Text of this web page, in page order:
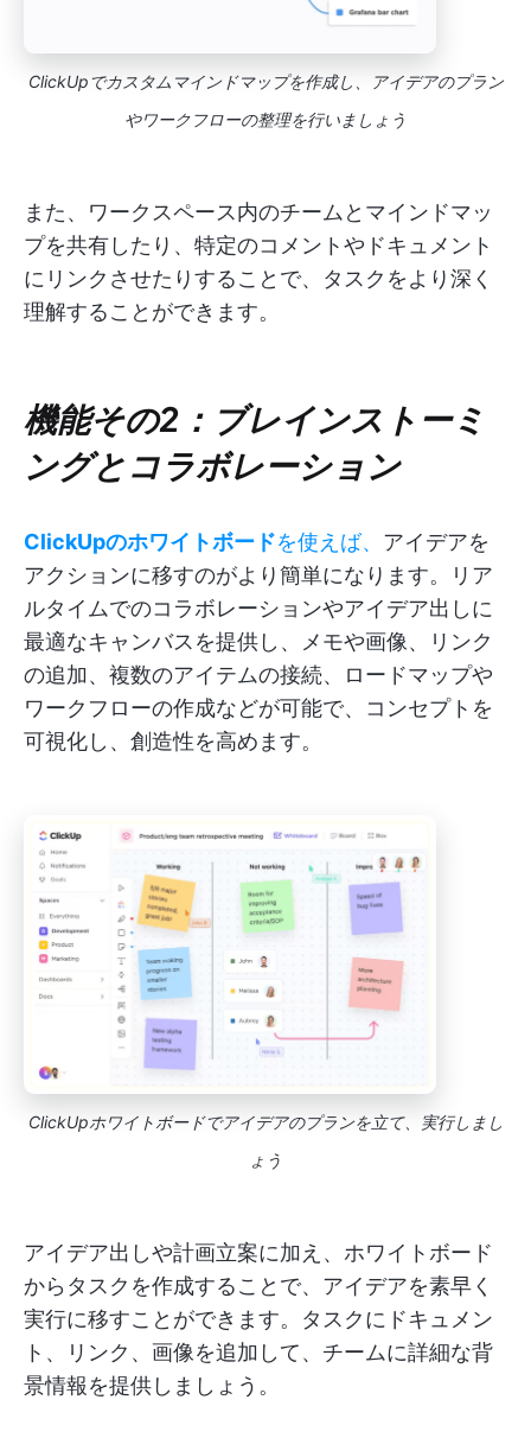
ClickUpでカスタムマインドマップを作成し、アイデアのプラン
やワークフローの整理を行いましょう
また、ワークスペース内のチームとマインドマッ
プを共有したり、特定のコメントやドキュメント
にリンクさせたりすることで、タスクをより深く
理解することができます。
機能その2：ブレインストーミ
ングとコラボレーション
ClickUpのホワイトボードを使えば、 アイデアを
アクションに移すのがより簡単になります。リア
ルタイムでのコラボレーションやアイデア出しに
最適なキャンバスを提供し、メモや画像、リンク
の追加、複数のアイテムの接続、ロードマップや
ワークフローの作成などが可能で、コンセプトを
可視化し、創造性を高めます。
ClickUpホワイトボードでアイデアのプランを立て、実行しまし
ょう
アイデア出しや計画立案に加え、ホワイトボード
からタスクを作成することで、アイデアを素早く
実行に移すことができます。タスクにドキュメン
ト、リンク、画像を追加して、チームに詳細な背
景情報を提供しましょう。